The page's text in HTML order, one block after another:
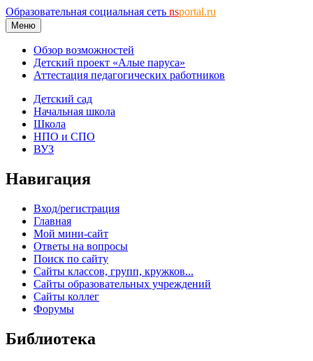
Образовательная социальная сеть nsportal.ru
Меню
Обзор возможностей
Детский проект «Алые паруса»
Аттестация педагогических работников
Детский сад
Начальная школа
Школа
НПО и СПО
ВУЗ
Навигация
Вход/регистрация
Главная
Мой мини-сайт
Ответы на вопросы
Поиск по сайту
Сайты классов, групп, кружков...
Сайты образовательных учреждений
Сайты коллег
Форумы
Библиотека